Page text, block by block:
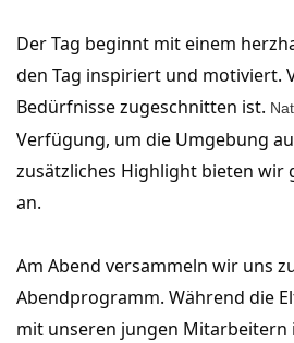
Der Tag beginnt mit einem
den Tag inspiriert und motiviert.
Bedürfnisse zugeschnitten ist.
Verfügung, um die Umgebung
zusätzliches Highlight bieten wir
an.
Am Abend versammeln wir uns
Abendprogramm. Während die
mit unseren jungen Mitarbeitern